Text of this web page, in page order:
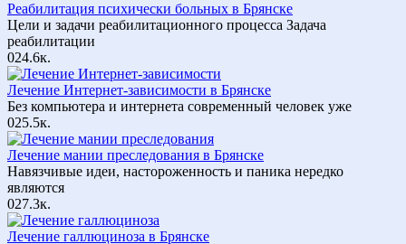
Реабилитация психически больных в Брянске
Цели и задачи реабилитационного процесса Задача
реабилитации
024.6к.
Лечение Интернет-зависимости в Брянске
Без компьютера и интернета современный человек уже
025.5к.
Лечение мании преследования в Брянске
Навязчивые идеи, настороженность и паника нередко
являются
027.3к.
Лечение галлюциноза в Брянске